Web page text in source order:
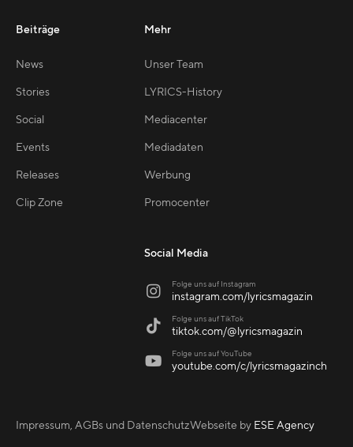
Beiträge
News
Stories
Social
Events
Releases
Clip Zone
Mehr
Unser Team
LYRICS-History
Mediacenter
Mediadaten
Werbung
Promocenter
Social Media
 Folge uns auf Instagram
instagram.com/lyricsmagazin
 Folge uns auf TikTok
tiktok.com/@lyricsmagazin
 Folge uns auf YouTube
youtube.com/c/lyricsmagazinch
Impressum, AGBs und DatenschutzWebseite by ESE Agency